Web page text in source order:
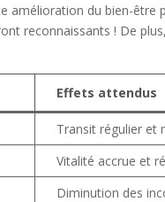
amélioration du bien-
reconnaissants ! De
Effets attendus
Transit régulier et
Vitalité accrue et
Diminution des